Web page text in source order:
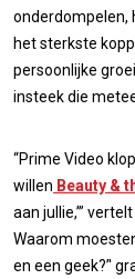
onderdompelen,
het sterkste
persoonlijke
insteek die
“Prime Video
willen Beauty &
aan jullie,’”
Waarom
en een geek?’'